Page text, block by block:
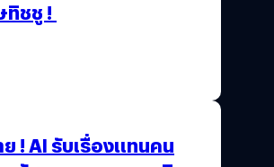
ทิชชู !
! AI รับเรื่องแทนคน